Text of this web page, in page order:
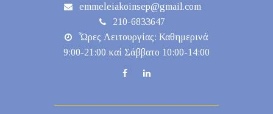
emmeleiakoinsep@gmail.com
210-6833647
Ὧρες Λειτουργίας: Καθημερινά
9:00-21:00 καί Σάββατο 10:00-14:00